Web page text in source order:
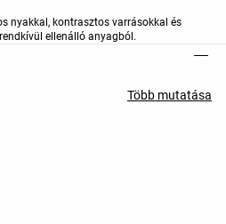
nyakkal, kontrasztos varrásokkal és
ellenálló anyagból.
Több mutatása